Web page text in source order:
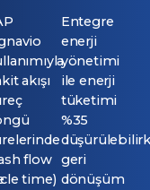
akışı
flow
time)
Entegre
enerji
yönetimi
ile enerji
tüketimi
%35
geri
dönüşüm